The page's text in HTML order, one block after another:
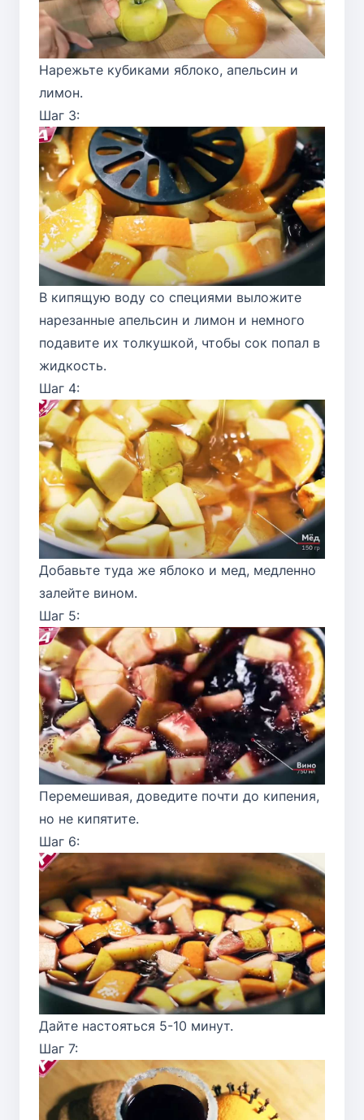
Нарежьте кубиками яблоко, апельсин и
лимон.
Шаг 3:
В кипящую воду со специями выложите
нарезанные апельсин и лимон и немного
подавите их толкушкой, чтобы сок попал в
жидкость.
Шаг 4:
Добавьте туда же яблоко и мед, медленно
залейте вином.
Шаг 5:
Перемешивая, доведите почти до кипения,
но не кипятите.
Шаг 6:
Дайте настояться 5-10 минут.
Шаг 7: